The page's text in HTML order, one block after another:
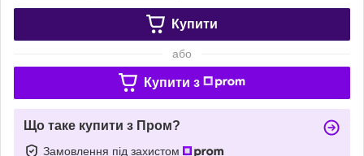
Купити
або
Купити з
Що таке купити з Пром?
Замовлення під захистом